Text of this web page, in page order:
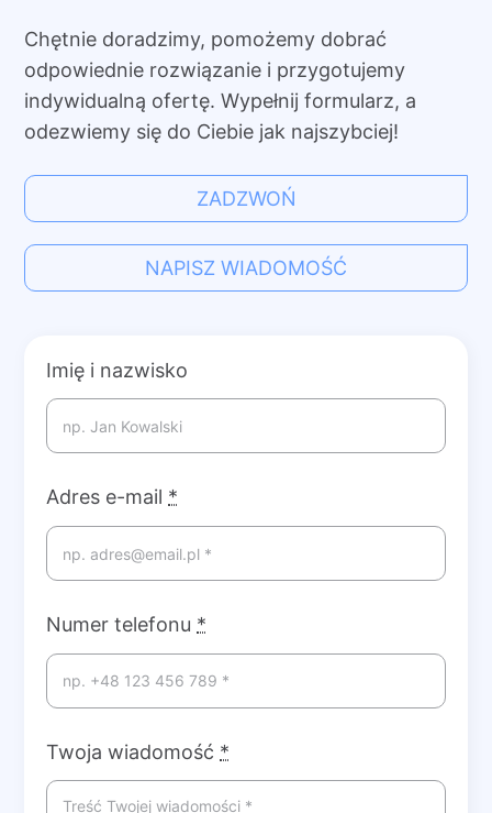
Chętnie doradzimy, pomożemy dobrać
odpowiednie rozwiązanie i przygotujemy
indywidualną ofertę. Wypełnij formularz, a
odezwiemy się do Ciebie jak najszybciej!
ZADZWOŃ
NAPISZ WIADOMOŚĆ
Imię i nazwisko
Adres e-mail *
Numer telefonu *
Twoja wiadomość *